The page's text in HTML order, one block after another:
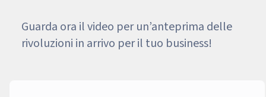
Guarda ora il video per un’anteprima delle
rivoluzioni in arrivo per il tuo business!